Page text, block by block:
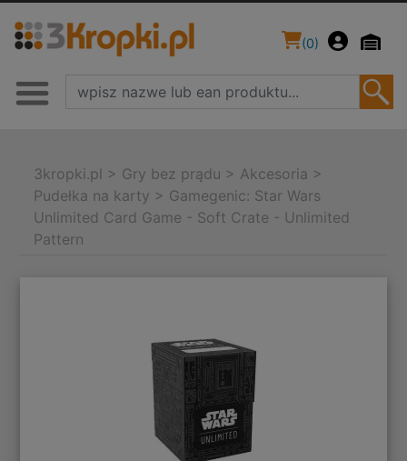
(0)
3kropki.pl > Gry bez prądu > Akcesoria >
Pudełka na karty > Gamegenic: Star Wars
Unlimited Card Game - Soft Crate - Unlimited
Pattern